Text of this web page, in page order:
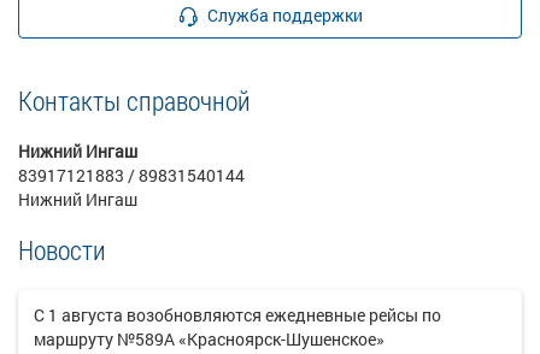
Служба поддержки
Контакты справочной
Нижний Ингаш
83917121883 / 89831540144
Нижний Ингаш
Новости
С 1 августа возобновляются ежедневные рейсы по
маршруту №589А «Красноярск-Шушенское»